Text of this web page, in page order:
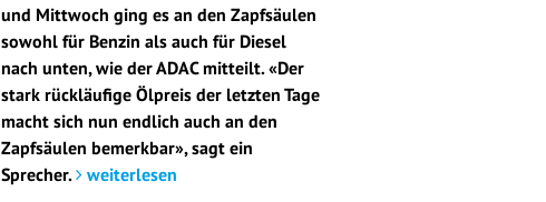
und Mittwoch ging es an den Zapfsäulen
sowohl für Benzin als auch für Diesel
nach unten, wie der ADAC mitteilt. «Der
stark rückläufige Ölpreis der letzten Tage
macht sich nun endlich auch an den
Zapfsäulen bemerkbar», sagt ein
Sprecher. weiterlesen